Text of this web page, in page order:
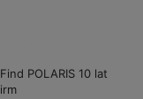
POLARIS 10 lat